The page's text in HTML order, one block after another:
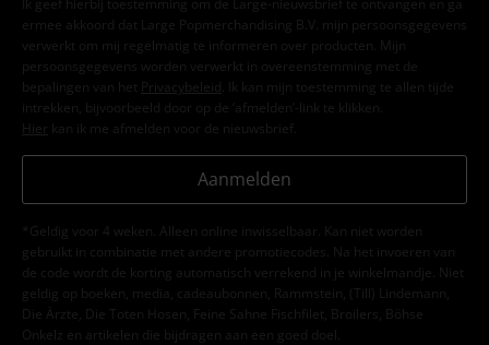
ermee akkoord dat Large Popmerchandising B.V. mijn persoonsgegevens
verwerkt om mij regelmatig te informeren over producten. Mijn
persoonsgegevens worden verwerkt in overeenstemming met de
bepalingen van het
Privacybeleid . Ik kan mijn toestemming te allen tijde
intrekken, bijvoorbeeld door op de ‘afmelden’-link te klikken.
Hier kan ik me afmelden voor de nieuwsbrief.
Aanmelden
*Geldig voor 4 weken. Alleen online inwisselbaar. Kan niet worden
gebruikt in combinatie met andere promotiecodes. Na het invoeren van
de code wordt de korting automatisch verrekend in je winkelmandje. Niet
geldig op boeken, media, cadeaubonnen, Rammstein, (Till) Lindemann,
Die Ärzte, Die Toten Hosen, Feine Sahne Fischfilet, Broilers, Böhse
Onkelz en artikelen die bijdragen aan een goed doel.